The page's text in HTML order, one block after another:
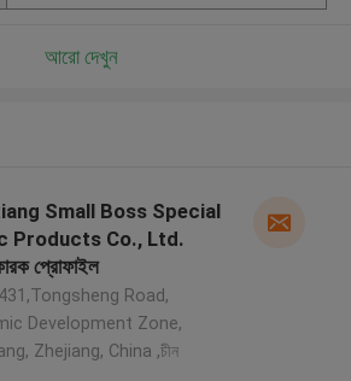
আরো দেখুন
Small Boss Special
Products Co., Ltd.
প্রোফাইল
Road,
Development Zone,
Zhejiang, China ,চীন